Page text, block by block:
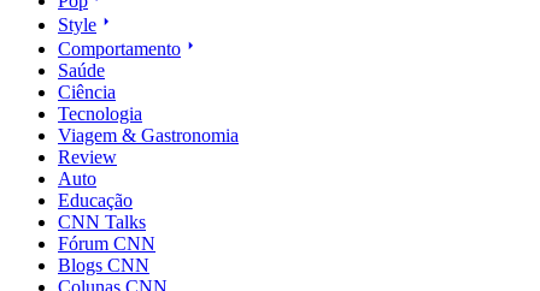
Style
Comportamento
Saúde
Ciência
Tecnologia
Viagem & Gastronomia
Review
Auto
Educação
CNN Talks
Fórum CNN
Blogs CNN
Colunas CNN